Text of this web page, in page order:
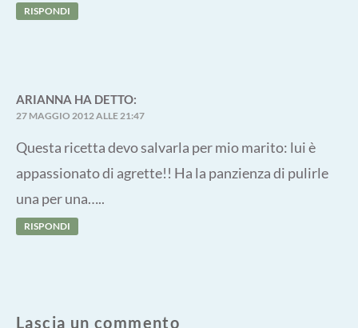
RISPONDI
ARIANNA HA DETTO:
27 MAGGIO 2012 ALLE 21:47
Questa ricetta devo salvarla per mio marito: lui è
appassionato di agrette!! Ha la panzienza di pulirle
una per una…..
RISPONDI
Lascia un commento